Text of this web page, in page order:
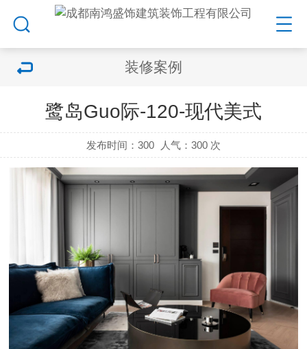
装修案例
鹭岛Guo际-120-现代美式
发布时间：300 人气： 300 次